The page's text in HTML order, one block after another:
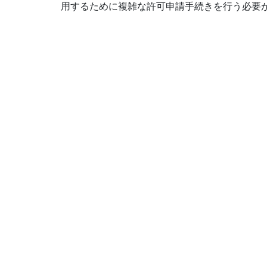
用するために複雑な許可申請手続きを行う必要